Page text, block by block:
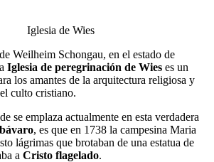
Weilheim Schongau, en el estado de
Iglesia de peregrinación de Wies es un
los amantes de la arquitectura religiosa y
culto cristiano.
se emplaza actualmente en esta verdadera
, es que en 1738 la campesina Maria
lágrimas que brotaban de una estatua de
a Cristo flagelado.